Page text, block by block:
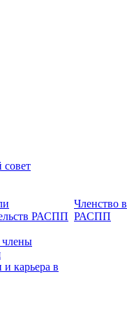
РАСПП
карьера в
Членство в
РАСПП